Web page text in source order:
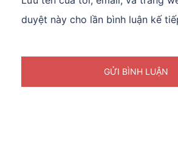
duyệt này cho lần bình luận kế